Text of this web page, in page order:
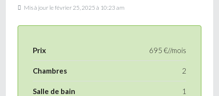
Mis à jour le février 25, 2025 à 10:23 am
Prix 695 €//mois
Chambres 2
Salle de bain 1